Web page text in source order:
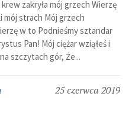
zakryła mój grzech Wierzę
strach Mój grzech
w to Podnieśmy sztandar
Pan! Mój ciężar wziąłeś i
szczytach gór, Że...
25 czerwca 2019